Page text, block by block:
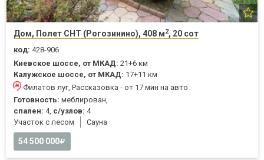
Дом, Полет СНТ (Рогозинино), 408 м2, 20 сот
код: 428-906
Киевское шоссе, от МКАД: 21+6 км
Калужское шоссе, от МКАД: 17+11 км
Филатов луг, Рассказовка - от 17 мин на авто
Готовность: меблирован,
спален: 4, с/узлов: 4
Участок с лесом
Cауна
54 500 000